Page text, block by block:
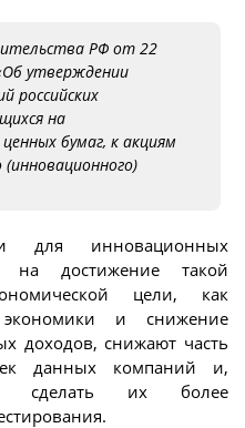
РФ от 22
утверждении
российских
на
бумаг, к акциям
для инновационных
на достижение такой
цели, как
и снижение
доходов, снижают часть
данных компаний и,
сделать их более